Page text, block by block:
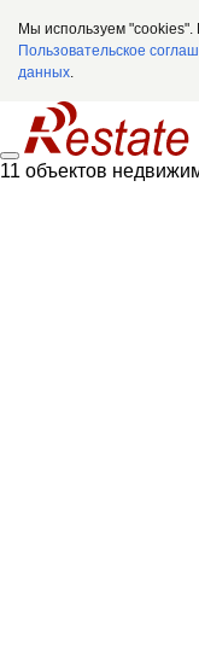
Мы используем
Пользовательское
данных.
11 объектов